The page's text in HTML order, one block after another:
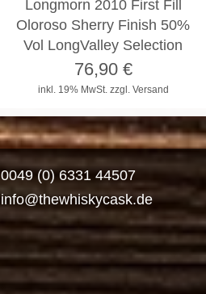
Longmorn 2010 First Fill
Oloroso Sherry Finish 50%
Vol LongValley Selection
inkl. 19% MwSt. zzgl. Versand
76,90€
0049 (0) 6331 44507
info@thewhiskycask.de